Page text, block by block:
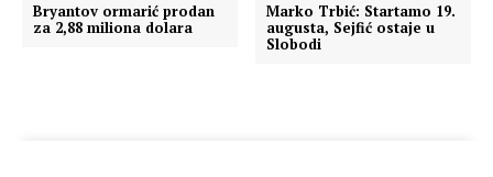
Bryantov ormarić prodan
za 2,88 miliona dolara
Marko Trbić: Startamo 19.
augusta, Sejfić ostaje u
Slobodi